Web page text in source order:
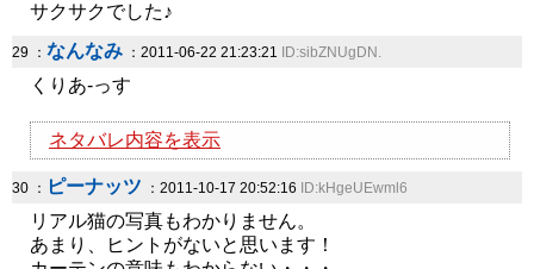
サクサクでした♪
29 ： なんなみ ：2011-06-22 21:23:21 ID:sibZNUgDN.
くりあ-っす
ネタバレ内容を表示
30 ： ピーナッツ ：2011-10-17 20:52:16 ID:kHgeUEwml6
リアル猫の写真もわかりません。
あまり、ヒントがないと思います！